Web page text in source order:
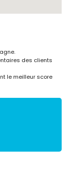
des clients
le meilleur score